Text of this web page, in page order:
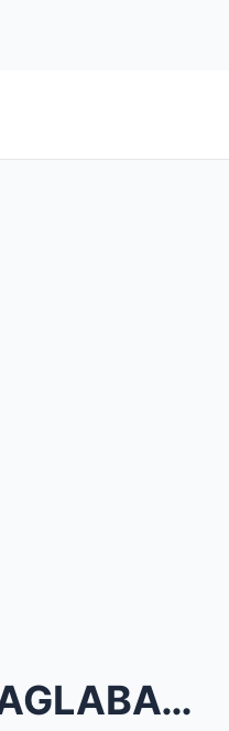
AJ RAVAL, NAGLABAS NG MATINDING SALITA KONTRA KAY ...